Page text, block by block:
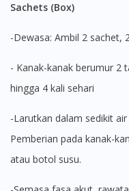
Sachets (Box)
-Dewasa: Ambil 2 sachet,
- Kanak-kanak berumur 2 tahun ke atas: Ambil 1 sachet, 2
hingga 4 kali sehari
-Larutkan dalam sedikit air dan kacau dengan sudu jika perlu.
Pemberian pada kanak-
atau botol susu.